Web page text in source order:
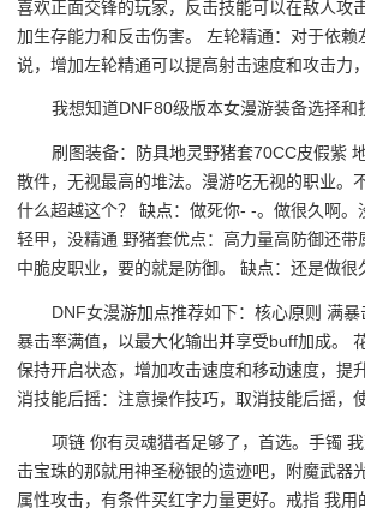
喜欢正面交锋的玩家，反击技能可以在敌人攻
加生存能力和反击伤害。 左轮精通：对于依赖
说，增加左轮精通可以提高射击速度和攻击力
我想知道DNF80级版本女漫游装备选择和
刷图装备：防具地灵野猪套70CC皮假紫
散件，无视最高的堆法。漫游吃无视的职业。
什么超越这个？ 缺点：做死你- -。做很久啊。
轻甲，没精通 野猪套优点：高力量高防御还带
中脆皮职业，要的就是防御。 缺点：还是做很
DNF女漫游加点推荐如下：核心原则 满
暴击率满值，以最大化输出并享受buff加成。
保持开启状态，增加攻击速度和移动速度，提
消技能后摇：注意操作技巧，取消技能后摇，
项链 你有灵魂猎者足够了，首选。手镯
击宝珠的那就用神圣秘银的遗迹吧，附魔武器
属性攻击，有条件买红字力量更好。戒指 我用